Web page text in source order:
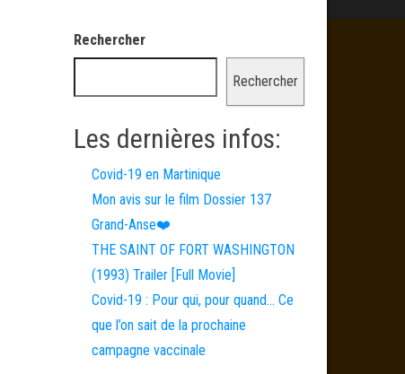
Rechercher
Rechercher
Les dernières infos:
Covid-19 en Martinique
Mon avis sur le film Dossier 137
Grand-Anse❤️
THE SAINT OF FORT WASHINGTON
(1993) Trailer [Full Movie]
Covid-19 : Pour qui, pour quand… Ce
que l’on sait de la prochaine
campagne vaccinale